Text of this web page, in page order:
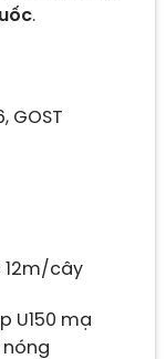
.
GOST
cây
U150 mạ
nóng